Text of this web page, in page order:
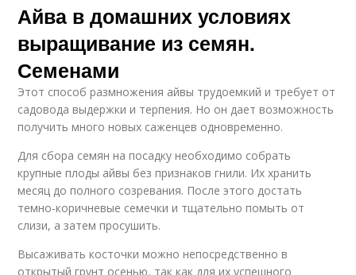
Айва в домашних условиях
выращивание из семян.
Семенами
Этот способ размножения айвы трудоемкий и требует от
садовода выдержки и терпения. Но он дает возможность
получить много новых саженцев одновременно.
Для сбора семян на посадку необходимо собрать
крупные плоды айвы без признаков гнили. Их хранить
месяц до полного созревания. После этого достать
темно-коричневые семечки и тщательно помыть от
слизи, а затем просушить.
Высаживать косточки можно непосредственно в
открытый грунт осенью, так как для их успешного